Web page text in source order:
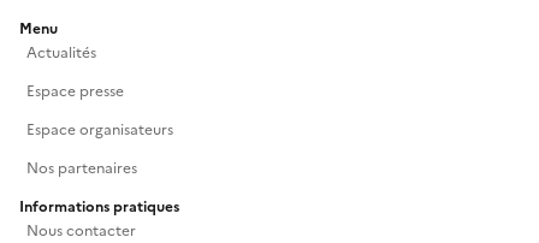
Menu
Actualités
Espace presse
Espace organisateurs
Nos partenaires
Informations pratiques
Nous contacter